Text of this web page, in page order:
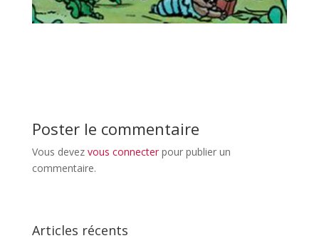
Poster le commentaire
Vous devez vous connecterpour publier un
commentaire.
Articles récents